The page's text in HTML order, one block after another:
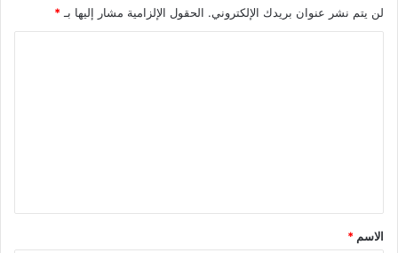
لن يتم نشر عنوان بريدك الإلكتروني. الحقول الإلزامية مشار إليها بـ *
*
الاسم *